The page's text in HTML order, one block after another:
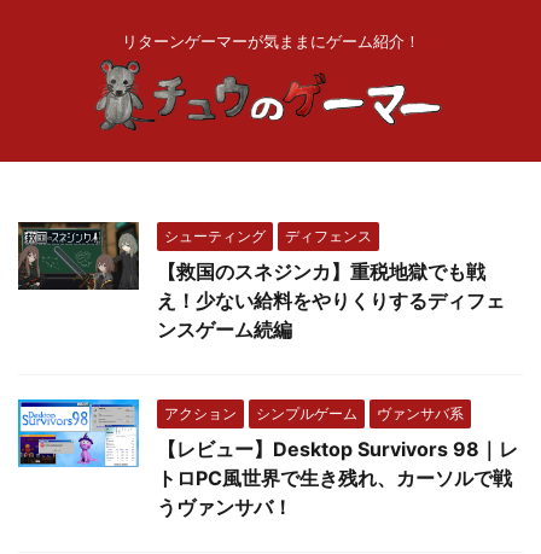
リターンゲーマーが気ままにゲーム紹介！
シューティング ディフェンス
【救国のスネジンカ】重税地獄でも戦
え！少ない給料をやりくりするディフェ
ンスゲーム続編
アクション シンプルゲーム ヴァンサバ系
【レビュー】Desktop Survivors 98｜レ
トロPC風世界で生き残れ、カーソルで戦
うヴァンサバ！